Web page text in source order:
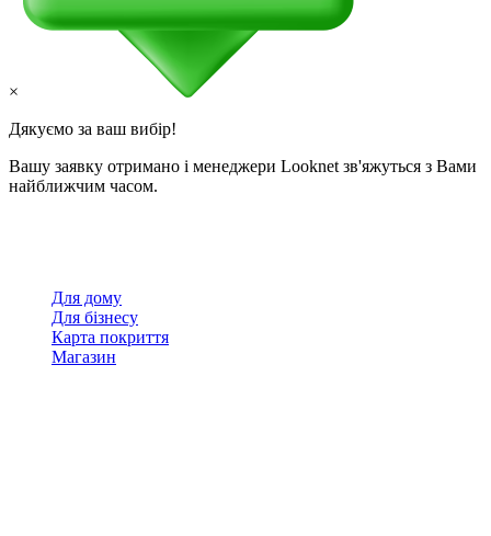
×
Дякуємо за ваш вибір!
Вашу заявку отримано і менеджери Looknet зв'яжуться з Вами
найближчим часом.
Для дому
Для бізнесу
Карта покриття
Магазин